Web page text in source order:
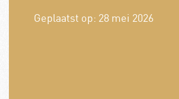
Geplaatst op: 28 mei 2026